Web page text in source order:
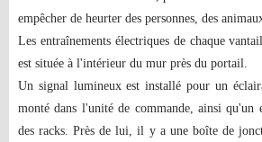
empêcher de heurter des personnes, des
Les entraînements électriques de chaque
est située à l'intérieur du mur près du portail.
Un signal lumineux est installé pour un
monté dans l'unité de commande, ainsi qu'un
des racks. Près de lui, il y a une boîte de